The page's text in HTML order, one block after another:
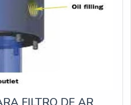
com os resultados dos clientes;
filtros para purificadores de
apenas lucratividade, deve
simples, mas que
da empresa com seus
foi explorado é a razão pela